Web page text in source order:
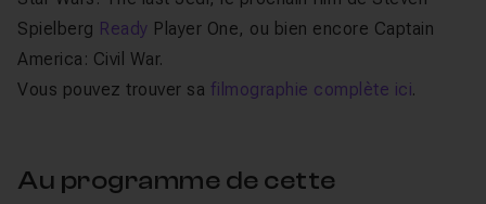
Spielberg Ready Player One, ou bien encore Captain
America: Civil War.
Vous pouvez trouver sa filmographie complète ici.
Au programme de cette